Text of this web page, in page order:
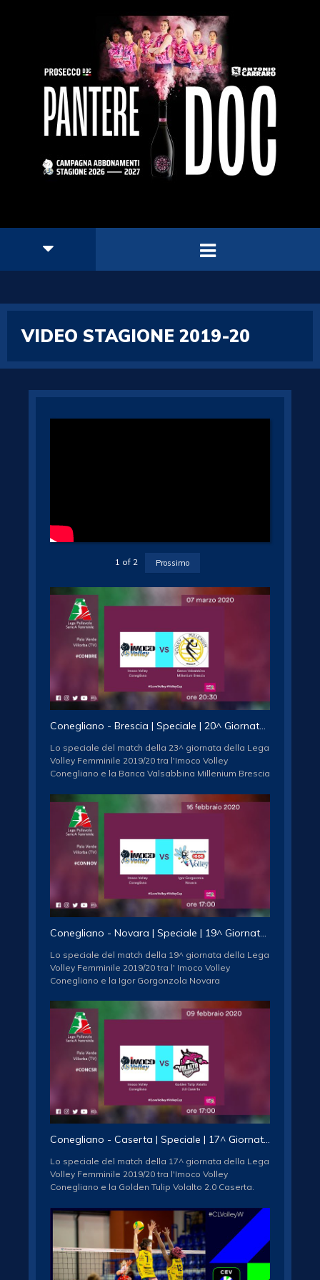
VIDEO STAGIONE 2019-20
1 of 2 Prossimo
Conegliano - Brescia | Speciale | 20^ Giornata | Lega Volley Femminile 2019/20
Lo speciale del match della 23^ giornata della Lega
Volley Femminile 2019/20 tra l'Imoco Volley
Conegliano e la Banca Valsabbina Millenium Brescia
A Femminile / Subscribe to the official Female Italian
Volleyball League Association channel
http://www.youtube.com/subscription_center?
add_user=legavolleyAF
Seguici sui social network / follow us
http://www.facebook.com/legavolleyfemminile/
TWITTER: http://www.twitter.com/legavolleyfem/
INSTAGRAM:
http://www.instagram.com/legavolleyfemminile/
Lo speciale del match della 19^ giornata della Lega
Volley Femminile 2019/20 tra l' Imoco Volley
Conegliano e la Igor Gorgonzola Novara
Iscriviti al canale ufficiale della Lega Pallavolo Serie
A Femminile / Subscribe to the official Female Italian
Volleyball League Association channel
http://www.youtube.com/subscription_center?
add_user=legavolleyAF
Seguici sui social network / follow us
FACEBOOK:
http://www.facebook.com/legavolleyfemminile/
TWITTER: http://www.twitter.com/legavolleyfem/
INSTAGRAM:
http://www.instagram.com/legavolleyfemminile/
Conegliano - Caserta | Speciale | 17^ Giornata | Lega Volley Femminile 2019/20
Lo speciale del match della 17^ giornata della Lega
Volley Femminile 2019/20 tra l'Imoco Volley
Conegliano e la Golden Tulip Volalto 2.0 Caserta.
Iscriviti al canale ufficiale della Lega Pallavolo Serie
A Femminile / Subscribe to the official Female Italian
Volleyball League Association channel
http://www.youtube.com/subscription_center?
add_user=legavolleyAF